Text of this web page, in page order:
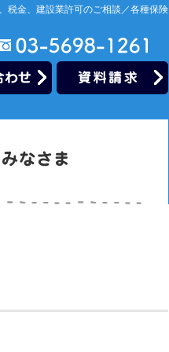
税金、建設業許可のご相談／各種保険